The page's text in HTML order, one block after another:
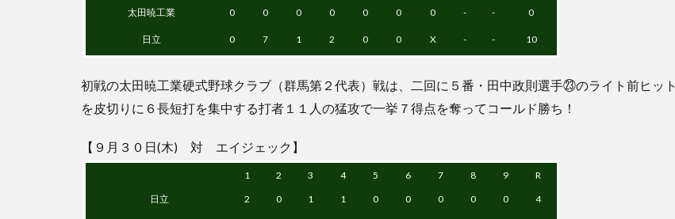
太田暁工業
0 0 0 0 0 0 0 - - 0
日立 0 7 1 2 0 0 X - - 10
初戦の太田暁工業硬式野球クラブ（群馬第２代表）戦は、二回に５番・田中政則選手㉓のライト前ヒット
を皮切りに６長短打を集中する打者１１人の猛攻で一挙７得点を奪ってコールド勝ち！
【９月３０日(木) 対 エイジェック】
1 2 3 4 5 6 7 8 9
R
日立
2 0 1 1 0 0 0 0 0 4